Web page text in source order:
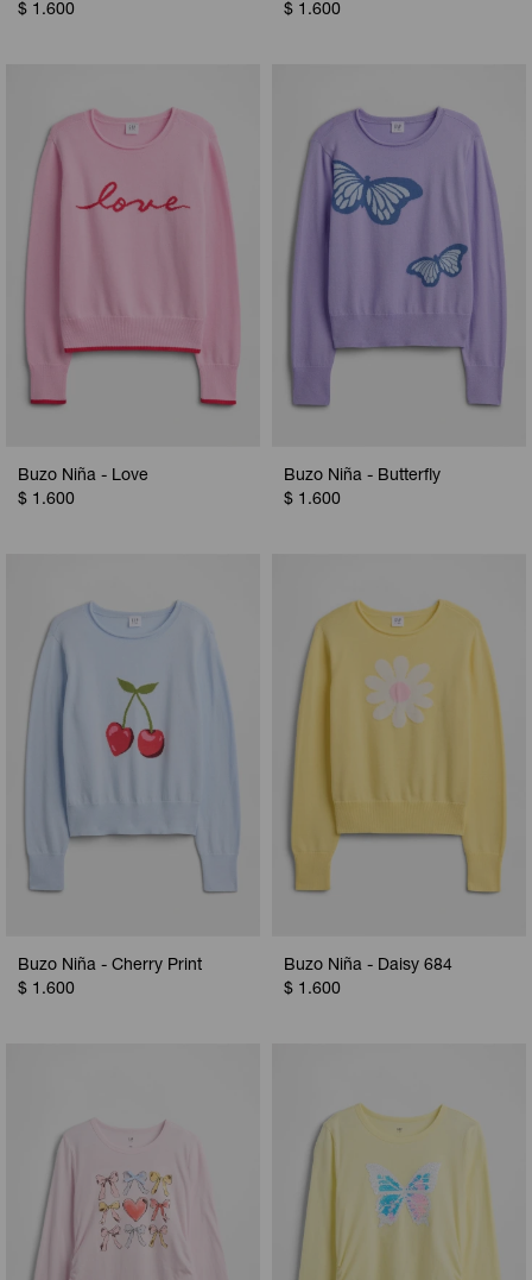
$ 1.600
$ 1.600
Buzo Niña - Love
$ 1.600
Buzo Niña - Butterfly
$ 1.600
Buzo Niña - Cherry Print
$ 1.600
Buzo Niña - Daisy 684
$ 1.600